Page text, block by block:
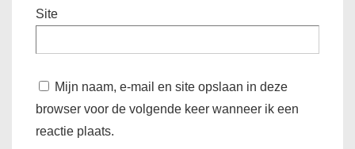
Site
Mijn naam, e-mail en site opslaan in deze
browser voor de volgende keer wanneer ik een
reactie plaats.